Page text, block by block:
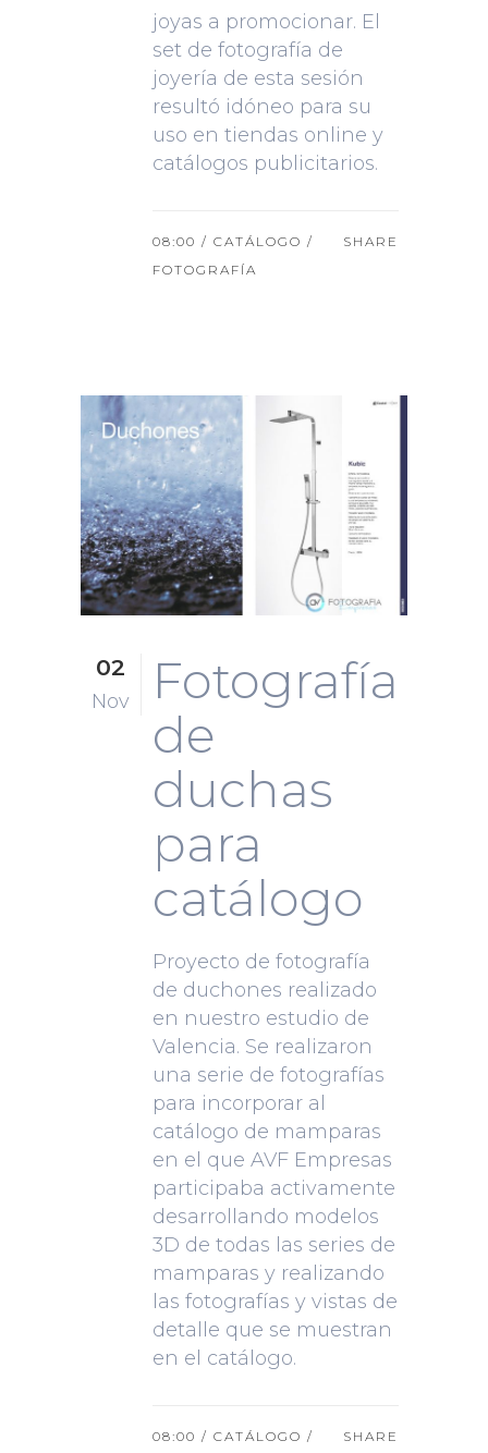
joyas a promocionar. El
set de fotografía de
joyería de esta sesión
resultó idóneo para su
uso en tiendas online y
catálogos publicitarios.
08:00 / CATÁLOGO /
FOTOGRAFÍA
SHARE
02
Nov
Fotografía
de
duchas
para
catálogo
Proyecto de fotografía
de duchones realizado
en nuestro estudio de
Valencia. Se realizaron
una serie de fotografías
para incorporar al
catálogo de mamparas
en el que AVF Empresas
participaba activamente
desarrollando modelos
3D de todas las series de
mamparas y realizando
las fotografías y vistas de
detalle que se muestran
en el catálogo.
08:00 / CATÁLOGO /
SHARE